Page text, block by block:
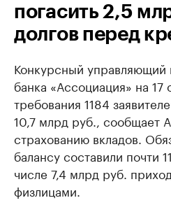
погасить 2,5
долгов перед
Конкурсный управляющий
банка «Ассоциация» на 17
требования 1184
10,7 млрд руб., сообщает
страхованию вкладов.
балансу составили почти
числе 7,4 млрд руб.
физлицами.